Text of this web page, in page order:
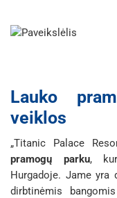
Lauko
veiklos
„Titanic Palace
pramogų parku,
Hurgadoje. Jame yra
dirbtinėmis